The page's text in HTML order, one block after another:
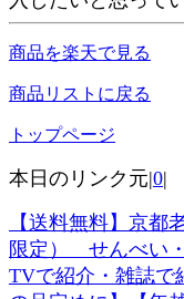
商品を楽天で見る
商品リストに戻る
トップページ
本日のリンク元|0|
【送料無料】京都
限定） せんべい
TVで紹介・雑誌で